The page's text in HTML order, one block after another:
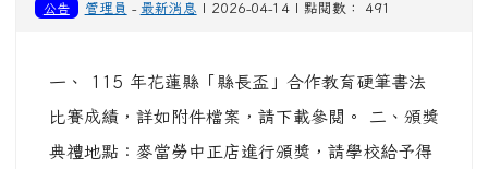
公告 管理員 - 最新消息 | 2026-04-14 | 點閱數： 491
一、 115 年花蓮縣「縣長盃」合作教育硬筆書法
比賽成績，詳如附件檔案，請下載參閱。 二、頒獎
典禮地點：麥當勞中正店進行頒獎，請學校給予得